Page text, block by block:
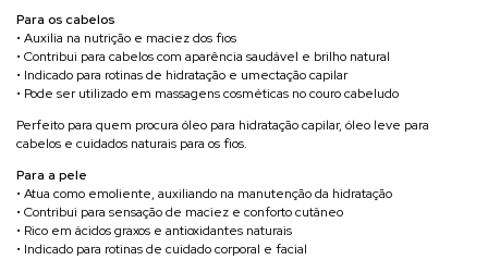
Para os cabelos
• Auxilia na nutrição e maciez dos fios
• Contribui para cabelos com aparência saudável e brilho natural
• Indicado para rotinas de hidratação e umectação capilar
• Pode ser utilizado em massagens cosméticas no couro cabeludo
Perfeito para quem procura óleo para hidratação capilar, óleo leve para
cabelos e cuidados naturais para os fios.
Para a pele
• Atua como emoliente, auxiliando na manutenção da hidratação
• Contribui para sensação de maciez e conforto cutâneo
• Rico em ácidos graxos e antioxidantes naturais
• Indicado para rotinas de cuidado corporal e facial